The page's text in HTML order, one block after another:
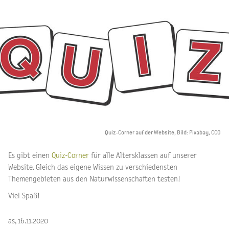
Quiz-Corner auf der Website, Bild: Pixabay, CCO
Es gibt einen Quiz-Corner für alle Altersklassen auf unserer
Website. Gleich das eigene Wissen zu verschiedensten
Themengebieten aus den Naturwissenschaften testen!
Viel Spaß!
as, 16.11.2020